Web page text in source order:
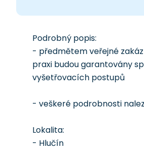
Podrobný popis:
- předmětem veřejné
praxi budou garantovány
vyšetřovacích postupů
- veškeré podrobnosti
Lokalita:
- Hlučín